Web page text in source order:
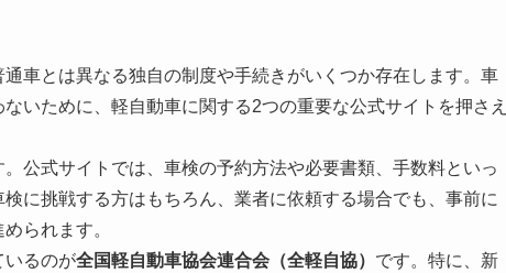
車とは異なる独自の制度や手続きがいくつか存在します。車
いために、軽自動車に関する2つの重要な公式サイトを押さえ
。公式サイトでは、車検の予約方法や必要書類、手数料といっ
に挑戦する方はもちろん、業者に依頼する場合でも、事前に
られます。
いるのが全国軽自動車協会連合会（全軽自協） です。特に、新